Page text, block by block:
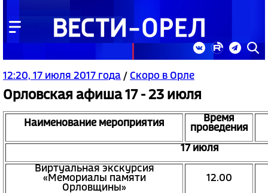
12:20, 17 июля 2017 года / Скоро в Орле
Орловская афиша 17 - 23 июля
Наименование мероприятия
Время
проведения
17 июля
Виртуальная экскурсия
«Мемориалы памяти
Орловщины»
12.00